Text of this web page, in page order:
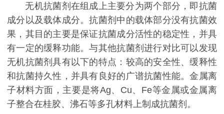
无机抗菌剂在组成上主要分为两个部分，即抗菌
成分以及载体成分。抗菌剂中的载体部分没有抗菌效
果，其目的主要是保证抗菌成分活性的稳定性，并具
有一定的缓释功能。与其他抗菌剂进行对比可以发现
无机抗菌剂具有以下的特点：较高的安全性、缓释性
和抗菌持久性，并具有良好的广谱抗菌性能。金属离
子材料方面，主要是将Ag、Cu、Fe等金属或金属离
子整合在桂胶、沸石等多孔材料上制成抗菌剂。